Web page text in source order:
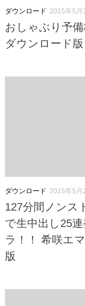
ダウンロード 2015年5月
おしゃぶり予備
ダウンロード版
ダウンロード 2015年5月
127分間ノンス
で生中出し25
ラ！！ 希咲エ
版